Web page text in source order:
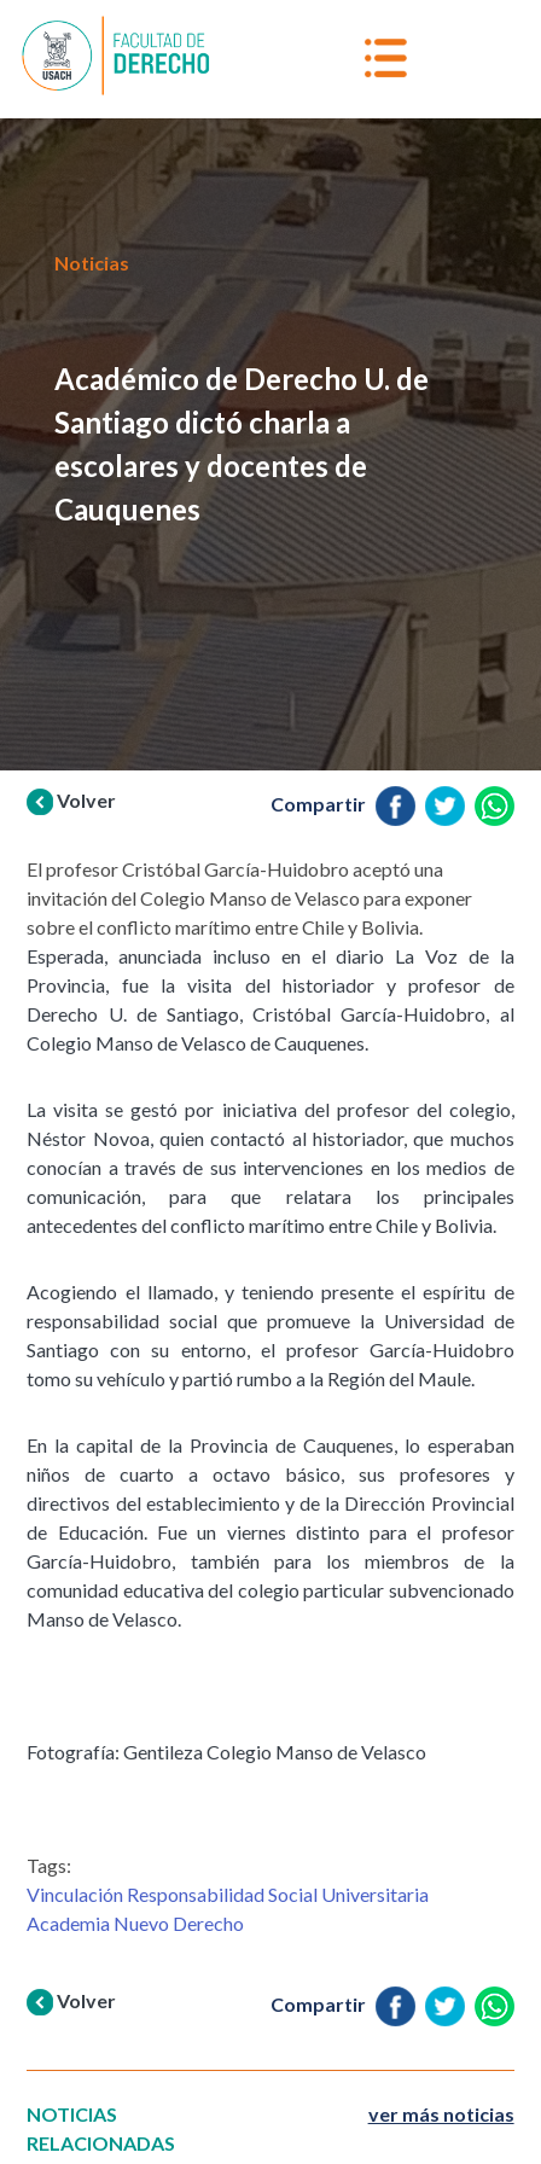
Noticias
Académico de Derecho U. de
Santiago dictó charla a
escolares y docentes de
Cauquenes
Volver Compartir
El profesor Cristóbal García-Huidobro aceptó una
invitación del Colegio Manso de Velasco para exponer
sobre el conflicto marítimo entre Chile y Bolivia.
Esperada, anunciada incluso en el diario La Voz de la
Provincia, fue la visita del historiador y profesor de
Derecho U. de Santiago, Cristóbal García-Huidobro, al
Colegio Manso de Velasco de Cauquenes.
La visita se gestó por iniciativa del profesor del colegio,
Néstor Novoa, quien contactó al historiador, que muchos
conocían a través de sus intervenciones en los medios de
comunicación, para que relatara los principales
antecedentes del conflicto marítimo entre Chile y Bolivia.
Acogiendo el llamado, y teniendo presente el espíritu de
responsabilidad social que promueve la Universidad de
Santiago con su entorno, el profesor García-Huidobro
tomo su vehículo y partió rumbo a la Región del Maule.
En la capital de la Provincia de Cauquenes, lo esperaban
niños de cuarto a octavo básico, sus profesores y
directivos del establecimiento y de la Dirección Provincial
de Educación. Fue un viernes distinto para el profesor
García-Huidobro, también para los miembros de la
comunidad educativa del colegio particular subvencionado
Manso de Velasco.
Fotografía: Gentileza Colegio Manso de Velasco
Tags:
Vinculación Responsabilidad Social Universitaria
Academia Nuevo Derecho
Volver Compartir
NOTICIAS
RELACIONADAS
ver más noticias